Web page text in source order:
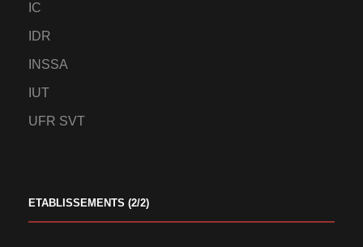
IC
IDR
INSSA
IUT
UFR SVT
ETABLISSEMENTS (2/2)